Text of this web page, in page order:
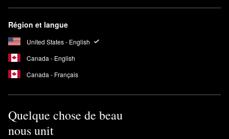
Région et langue
United States - English
Canada - English
Canada - Français
Quelque chose de beau
nous unit